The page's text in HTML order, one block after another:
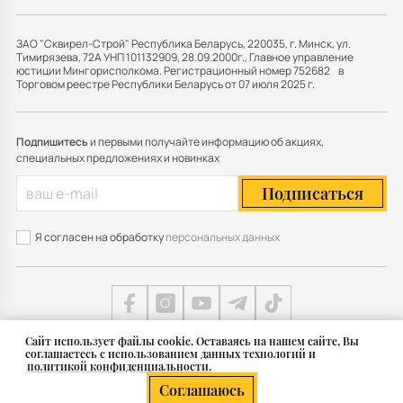
Cайт использует файлы cookie. Оставаясь на нашем сайте, Вы
соглашаетесь с использованием данных технологий и
политикой конфиденциальности.
Соглашаюсь
ЗАО "Сквирел-Строй" Республика Беларусь, 220035, г. Минск, ул.
Тимирязева, 72А УНП 101132909, 28.09.2000г., Главное управление
юстиции Мингорисполкома. Регистрационный номер 752682 в
Торговом реестре Республики Беларусь от 07 июля 2025 г.
Подпишитесьи первыми получайте информацию об акциях,
специальных предложениях и новинках
Подписаться
Я согласен на обработкуперсональных данных
© 2011 — 2026 Группа СКВИРЕЛ в Беларуси
Карта сайта